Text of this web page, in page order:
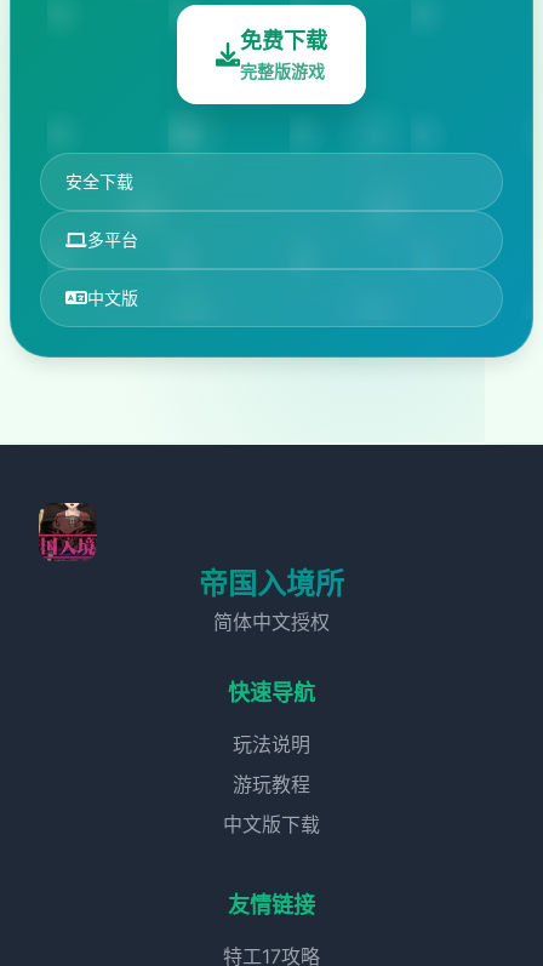
免费下载
完整版游戏
安全下载
多平台
中文版
帝国入境所
简体中文授权
快速导航
玩法说明
游玩教程
中文版下载
友情链接
特工17攻略